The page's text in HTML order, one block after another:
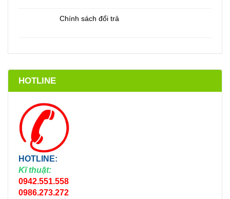
Chính sách đổi trả
HOTLINE
HOTLINE:
Kĩ thuật:
0942.551.558
0986.273.272